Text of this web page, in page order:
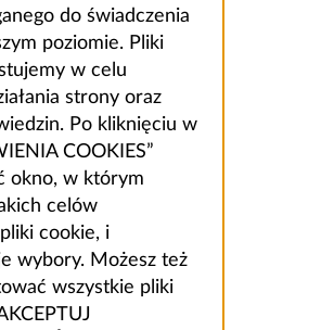
do świadczenia
poziomie. Pliki
w celu
strony oraz
Po kliknięciu w
COOKIES”
okno, w którym
celów
cookie, i
wybory. Możesz też
wszystkie pliki